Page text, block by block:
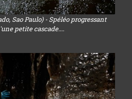
Sao Paulo) - Spéléo progressant
petite cascade....